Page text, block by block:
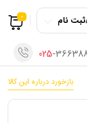
نام 0
025-
بازخورد درباره این کالا